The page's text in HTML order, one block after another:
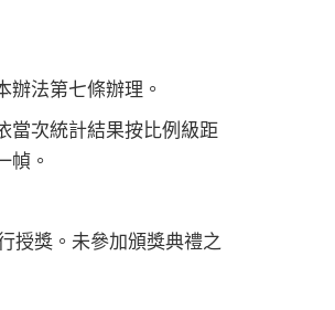
辦法第七條辦理。
當次統計結果按比例級距
幀。
授獎。未參加頒獎典禮之